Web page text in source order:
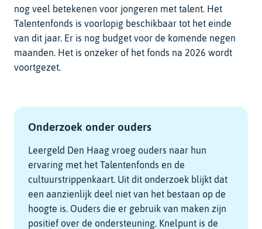
nog veel betekenen voor jongeren met talent. Het
Talentenfonds is voorlopig beschikbaar tot het einde
van dit jaar. Er is nog budget voor de komende negen
maanden. Het is onzeker of het fonds na 2026 wordt
voortgezet.
Onderzoek onder ouders
Leergeld Den Haag vroeg ouders naar hun
ervaring met het Talentenfonds en de
cultuurstrippenkaart. Uit dit onderzoek blijkt dat
een aanzienlijk deel niet van het bestaan op de
hoogte is. Ouders die er gebruik van maken zijn
positief over de ondersteuning. Knelpunt is de